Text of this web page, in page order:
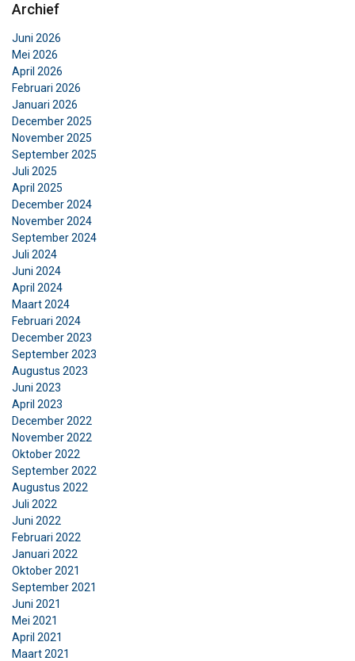
Archief
Juni 2026
Mei 2026
April 2026
Februari 2026
Januari 2026
December 2025
November 2025
September 2025
Juli 2025
April 2025
December 2024
November 2024
September 2024
Juli 2024
Juni 2024
April 2024
Maart 2024
Februari 2024
December 2023
September 2023
Augustus 2023
Juni 2023
April 2023
December 2022
November 2022
Oktober 2022
September 2022
Augustus 2022
Juli 2022
Juni 2022
Februari 2022
Januari 2022
Oktober 2021
September 2021
Juni 2021
Mei 2021
April 2021
Maart 2021
Deze website maakt gebruik van
cookies.
We gebruiken cookies om inhoud en
advertenties te personaliseren en om ons
verkeer te analyseren. We delen ook informatie
over uw gebruik van onze site met onze
advertentie- en analysepartners, die deze
kunnen combineren met andere informatie die
u aan hen heeft verstrekt of die zij hebben
verzameld door uw gebruik van hun diensten.
Privacybeleid
noodzakelijk
Functioneel
DETAILS WEERGEVEN